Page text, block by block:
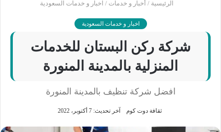
الرئيسية / أخبار و خدمات / اخبار و خدمات السعودية
اخبار و خدمات السعودية
شركة ركن البستان للخدمات
المنزلية بالمدينة المنورة
افضل شركة تنظيف بالمدينة المنورة
ثقافة دوت كوم آخر تحديث: 7 أكتوبر، 2022